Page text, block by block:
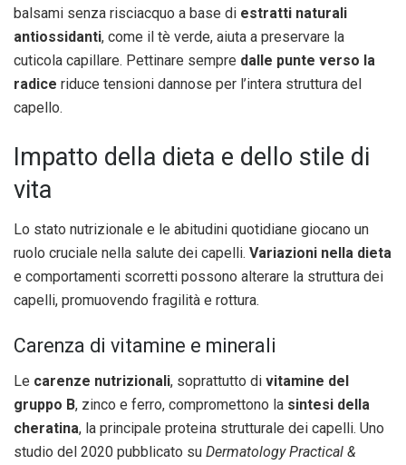
balsami senza risciacquo a base di estratti naturali
antiossidanti, come il tè verde, aiuta a preservare la
cuticola capillare. Pettinare sempre dalle punte verso la
radice riduce tensioni dannose per l’intera struttura del
capello.
Impatto della dieta e dello stile di
vita
Lo stato nutrizionale e le abitudini quotidiane giocano un
ruolo cruciale nella salute dei capelli. Variazioni nella dieta
e comportamenti scorretti possono alterare la struttura dei
capelli, promuovendo fragilità e rottura.
Carenza di vitamine e minerali
Le carenze nutrizionali, soprattutto di vitamine del
gruppo B, zinco e ferro, compromettono la sintesi della
cheratina, la principale proteina strutturale dei capelli. Uno
studio del 2020 pubblicato su Dermatology Practical &